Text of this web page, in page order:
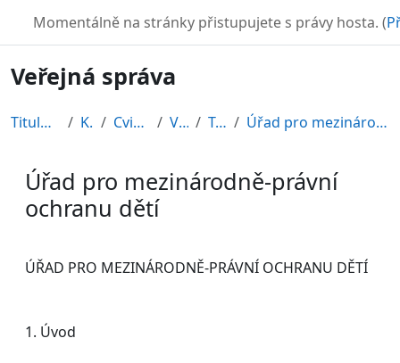
TURBO
Momentálně na stránky přistupujete s právy hosta. (
Veřejná správa
Titulní stránka Kurzy Cvičné kurzy VS2010 Topic 6 Úřad pro mezinárodně-právní ochranu dětí
Úřad pro mezinárodně-právní
ochranu dětí
ÚŘAD PRO MEZINÁRODNĚ-PRÁVNÍ OCHRANU DĚTÍ
1. Úvod